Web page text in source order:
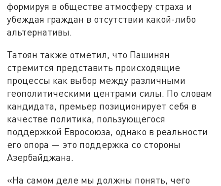
формируя в обществе атмосферу страха и
убеждая граждан в отсутствии какой-либо
альтернативы.
Татоян также отметил, что Пашинян
стремится представить происходящие
процессы как выбор между различными
геополитическими центрами силы. По словам
кандидата, премьер позиционирует себя в
качестве политика, пользующегося
поддержкой Евросоюза, однако в реальности
его опора — это поддержка со стороны
Азербайджана.
«На самом деле мы должны понять, чего